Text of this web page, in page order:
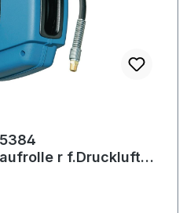
r f.Druckluft